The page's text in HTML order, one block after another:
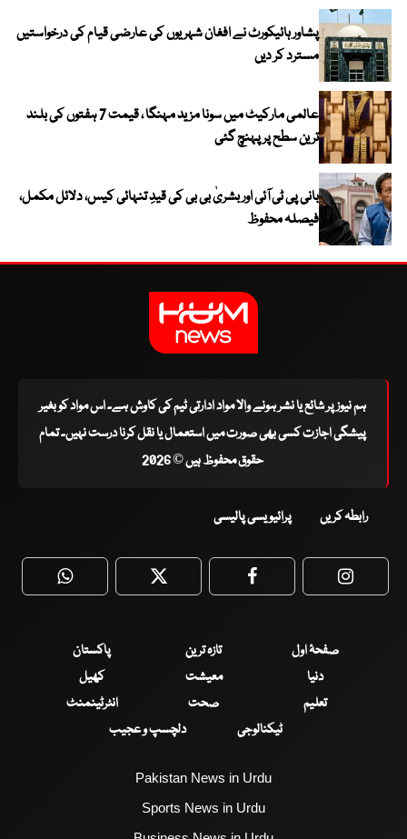
پشاور ہائیکورٹ نے افغان شہریوں کی عارضی قیام کی درخواستیں
مسترد کر دیں
عالمی مارکیٹ میں سونا مزید مہنگا ، قیمت 7 ہفتوں کی بلند
ترین سطح پر پہنچ گئی
بانی پی ٹی آئی اور بشریٰ بی بی کی قیدِ تنہائی کیس، دلائل مکمل،
فیصلہ محفوظ
ہم نیوز پر شائع یا نشر ہونے والا مواد ادارتی ٹیم کی کاوش ہے۔ اس مواد کو بغیر
پیشگی اجازت کسی بھی صورت میں استعمال یا نقل کرنا درست نہیں۔ تمام
حقوق محفوظ ہیں © 2026
رابطہ کریں پرائیویسی پالیسی
WhatsApp Twitter Facebook
صفحۂ اول تازہ ترین
پاکستان
دنیا
معیشت
کھیل
تعلیم
صحت
انٹرٹینمنٹ
ٹیکنالوجی
دلچسپ و عجیب
Pakistan News in Urdu
Sports News in Urdu